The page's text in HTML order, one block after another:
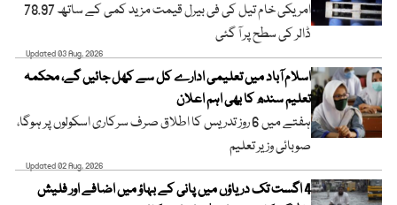
امریکی خام تیل کی فی بیرل قیمت مزید کمی کے ساتھ 78.97
ڈالر کی سطح پر آ گئی
Updated 03 Aug, 2026
اسلام آباد میں تعلیمی ادارے کل سے کھل جائیں گے، محکمہ
تعلیم سندھ کا بھی اہم اعلان
ہفتے میں 6 روز تدریس کا اطلاق صرف سرکاری اسکولوں پر ہوگا،
صوبائی وزیر تعلیم
Updated 02 Aug, 2026
4 اگست تک دریاؤں میں پانی کے بہاؤ میں اضافے اور فلیش